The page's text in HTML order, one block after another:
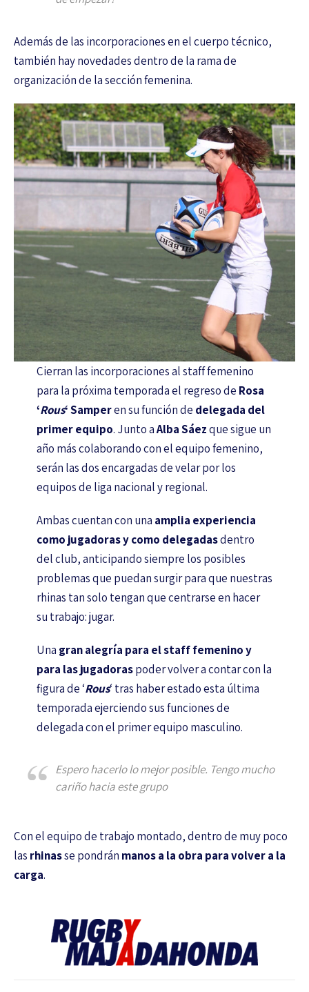
Además de las incorporaciones en el cuerpo técnico,
también hay novedades dentro de la rama de
organización de la sección femenina.
Cierran las incorporaciones al staff femenino
para la próxima temporada el regreso de Rosa
‘Rous‘ Samperen su función de delegada del
primer equipo. Junto aAlba Sáezque sigue un
año más colaborando con el equipo femenino,
serán las dos encargadas de velar por los
equipos de liga nacional y regional.
Ambas cuentan con una amplia experiencia
como jugadoras y como delegadasdentro
del club, anticipando siempre los posibles
problemas que puedan surgir para que nuestras
rhinas tan solo tengan que centrarse en hacer
su trabajo: jugar.
Una gran alegría para el staff femenino y
para las jugadoraspoder volver a contar con la
figura de ‘Rous‘ tras haber estado esta última
temporada ejerciendo sus funciones de
delegada con el primer equipo masculino.
Espero hacerlo lo mejor posible. Tengo mucho
cariño hacia este grupo
Con el equipo de trabajo montado, dentro de muy poco
las rhinasse pondrán manos a la obra para volver a la
carga.